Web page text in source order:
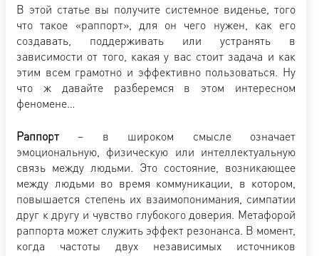
В этой статье вы получите системное виденье, того
что такое «раппорт», для он чего нужен, как его
создавать, поддерживать или устранять в
зависимости от того, какая у вас стоит задача и как
этим всем грамотно и эффективно пользоваться. Ну
что ж давайте разберемся в этом интересном
феномене…
Раппорт – в широком смысле означает
эмоциональную, физическую или интеллектуальную
связь между людьми. Это состояние, возникающее
между людьми во время коммуникации, в котором,
повышается степень их взаимопонимания, симпатии
друг к другу и чувство глубокого доверия. Метафорой
раппорта может служить эффект резонанса. В момент,
когда частоты двух независимых источников